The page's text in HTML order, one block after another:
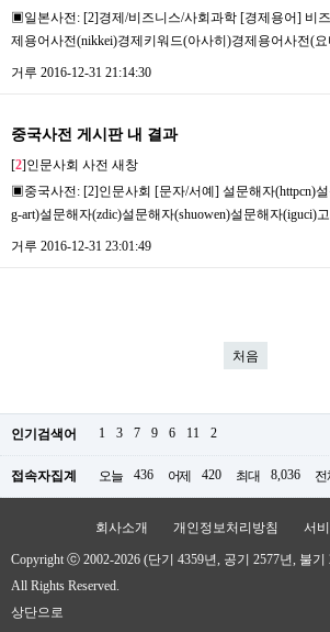
▣일본사전: [2]경제/비즈니스/사회과학 [경제용어] 비
제용어사전(nikkei)경제키워드(아사히)경제용어사전(
거루 2016-12-31 21:14:30
중국사전 게시판 내 결과
[2]인문사회 사전 새창
▣중국사전: [2]인문사회 [문자/서예] 설문해자(httpcn)
g-art)설문해자(zdic)설문해자(shuowen)설문해자(iguci)
거루 2016-12-31 23:01:49
처음
인기검색어 1 3 7 9 6 11 2
접속자집계 오늘 436 어제 420 최대 8,036 전
회사소개 개인정보처리방침 서
Copyright ⓒ 2002-2026 (단기 4359년, 공기 2577년, 불기
All Rights Reserved.
상단으로